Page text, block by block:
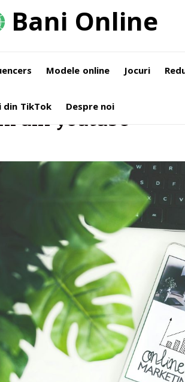
Bani Online
Modele online Jocuri
din TikTok Despre noi
bani din youtube
din youtube